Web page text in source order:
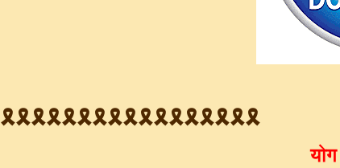
🎗️🎗️🎗️🎗️🎗️🎗️🎗️🎗️🎗️🎗️🎗️🎗️🎗️🎗️🎗️🎗️🎗️